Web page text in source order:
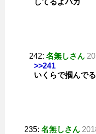
242: 名無しさん
>>241
いくらで掴んで
235: 名無しさん